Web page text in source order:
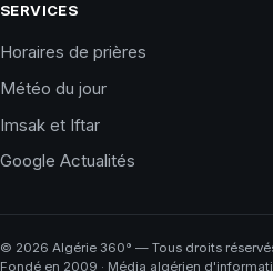
SERVICES
Horaires de prières
Météo du jour
Imsak et Iftar
Google Actualités
© 2026 Algérie 360° — Tous droits
Fondé en 2009 · Média algérien